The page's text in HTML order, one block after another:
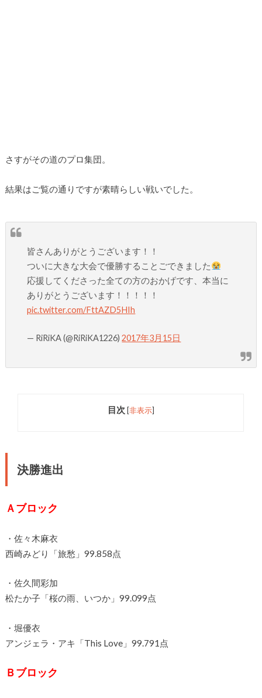
さすがその道のプロ集団。
結果はご覧の通りですが素晴らしい戦いでした。
皆さんありがとうございます！！
ついに大きな大会で優勝することごできました
応援してくださった全ての方のおかげです、本当に
ありがとうございます！！！！！
pic.twitter.com/FttAZD5HIh
— RiRiKA (@RiRiKA1226)2017年3月15日
目次 [非表示]
決勝進出
Ａブロック
・佐々木麻衣
西崎みどり「旅愁」99.858点
・佐久間彩加
松たか子「桜の雨、いつか」99.099点
・堀優衣
アンジェラ・アキ「This Love」99.791点
Ｂブロック